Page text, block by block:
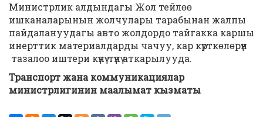
Министрлик алдындагы Жол тейлɵɵ
ишканаларынын жолчулары тарабынан жалпы
пайдалануудагы авто жолдордо тайгакка каршы
инерттик материалдарды чачуу, кар күрткɵлɵрүн
тазалоо иштери күнү-түнү аткарылууда.
Транспорт жана коммуникациялар
министрлигинин маалымат кызматы